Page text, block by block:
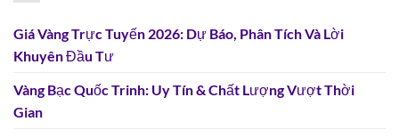
Giá Vàng Trực Tuyến 2026: Dự Báo, Phân Tích Và Lời
Khuyên Đầu Tư
Vàng Bạc Quốc Trinh: Uy Tín & Chất Lượng Vượt Thời
Gian